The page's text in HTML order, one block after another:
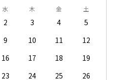
水 木 金 土
2 3 4
5
9 10 11
12
16 17 18
19
23 24 25
26